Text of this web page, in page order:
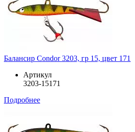
Балансир Condor 3203, гр 15, цвет 171
Артикул
3203-15171
Подробнее